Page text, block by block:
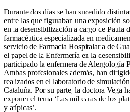
Durante dos días se han sucedido
entre las que figuraban una exposición
en la desensibilización a cargo de Paula
farmacéutica especializada en
servicio de Farmacia Hospitalaria de
el papel de la Enfermería en la
participado la enfermera de Alergología
Ambas profesionales además, han
realizados en el laboratorio de
Cataluña. Por su parte, la doctora Vega
exponer el tema ‘Las mil caras de los
y atípicas’.